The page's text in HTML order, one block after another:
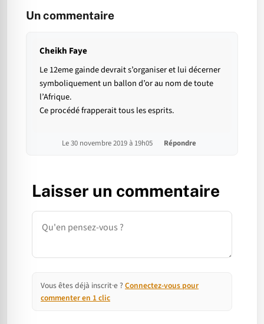
Un commentaire
Cheikh Faye
Le 12eme gainde devrait s’organiser et lui décerner
symboliquement un ballon d’or au nom de toute
l’Afrique.
Ce procédé frapperait tous les esprits.
Le 30 novembre 2019 à 19h05 Répondre
Laisser un commentaire
Commentaire
Vous êtes déjà inscrit·e ? Connectez-vous pour
commenter en 1 clic